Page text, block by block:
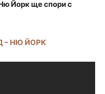
Йорк ще спори с
– НЮ ЙОРК